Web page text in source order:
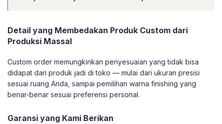
Detail yang Membedakan Produk Custom dari
Produksi Massal
Custom order memungkinkan penyesuaian yang tidak bisa
didapat dari produk jadi di toko — mulai dari ukuran presisi
sesuai ruang Anda, sampai pemilihan warna finishing yang
benar-benar sesuai preferensi personal.
Garansi yang Kami Berikan